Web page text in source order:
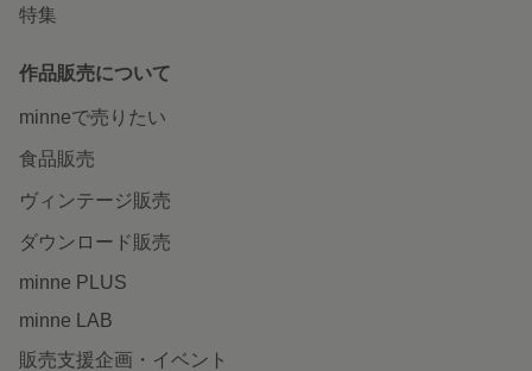
特集
作品販売について
minneで売りたい
食品販売
ヴィンテージ販売
ダウンロード販売
minne PLUS
minne LAB
販売支援企画・イベント